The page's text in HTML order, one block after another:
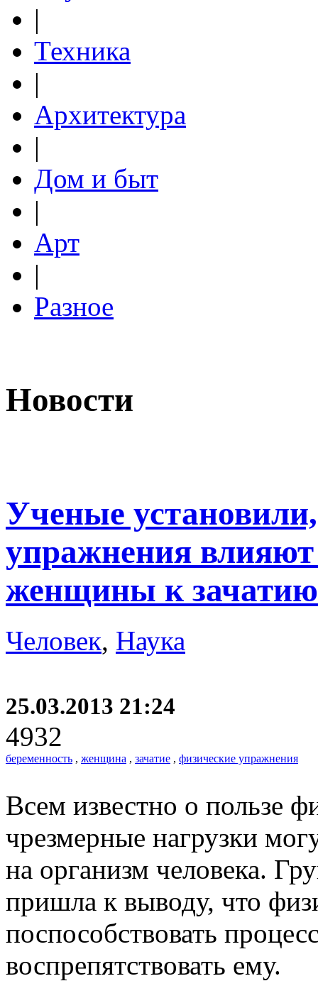
|
Техника
|
Архитектура
|
Дом и быт
|
Арт
|
Разное
Новости
Ученые
упражнения влияют
женщины к зачатию
Человек, Наука
25.03.2013 21:24
4932
беременность , женщина , зачатие , физические упражнения
Всем известно о пользе
чрезмерные нагрузки
на организм человека.
пришла к выводу, что
поспособствовать
воспрепятствовать ему.